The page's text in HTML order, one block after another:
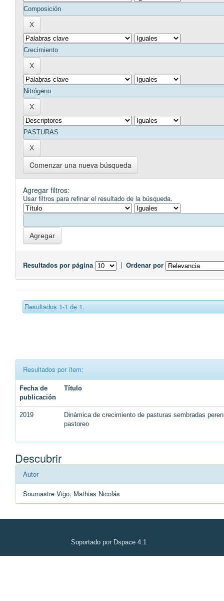
Comenzar una nueva búsqueda
Agregar filtros:
Usar filtros para refinar el resultado de la búsqueda.
Resultados por página | Ordenar por
Resultados 1-1 de 1.
Resultados por ítem:
Fecha de
publicación
Título
2019
Dinámica de crecimiento de pasturas sembradas
pastoreo
Descubrir
Autor
Soumastre Vigo, Mathias Nicolás
Soportado por Dspace 4.1